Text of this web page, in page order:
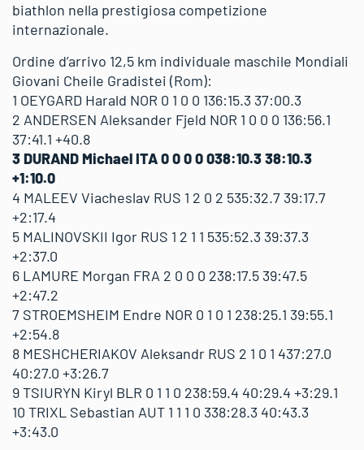
biathlon nella prestigiosa competizione
internazionale.
Ordine d’arrivo 12,5 km individuale maschile Mondiali
Giovani Cheile Gradistei (Rom):
1 OEYGARD Harald NOR 0 1 0 0 136:15.3 37:00.3
2 ANDERSEN Aleksander Fjeld NOR 1 0 0 0 136:56.1
37:41.1 +40.8
3 DURAND Michael ITA 0 0 0 0 038:10.3 38:10.3
+1:10.0
4 MALEEV Viacheslav RUS 1 2 0 2 535:32.7 39:17.7
+2:17.4
5 MALINOVSKII Igor RUS 1 2 1 1 535:52.3 39:37.3
+2:37.0
6 LAMURE Morgan FRA 2 0 0 0 238:17.5 39:47.5
+2:47.2
7 STROEMSHEIM Endre NOR 0 1 0 1 238:25.1 39:55.1
+2:54.8
8 MESHCHERIAKOV Aleksandr RUS 2 1 0 1 437:27.0
40:27.0 +3:26.7
9 TSIURYN Kiryl BLR 0 1 1 0 238:59.4 40:29.4 +3:29.1
10 TRIXL Sebastian AUT 1 1 1 0 338:28.3 40:43.3
+3:43.0